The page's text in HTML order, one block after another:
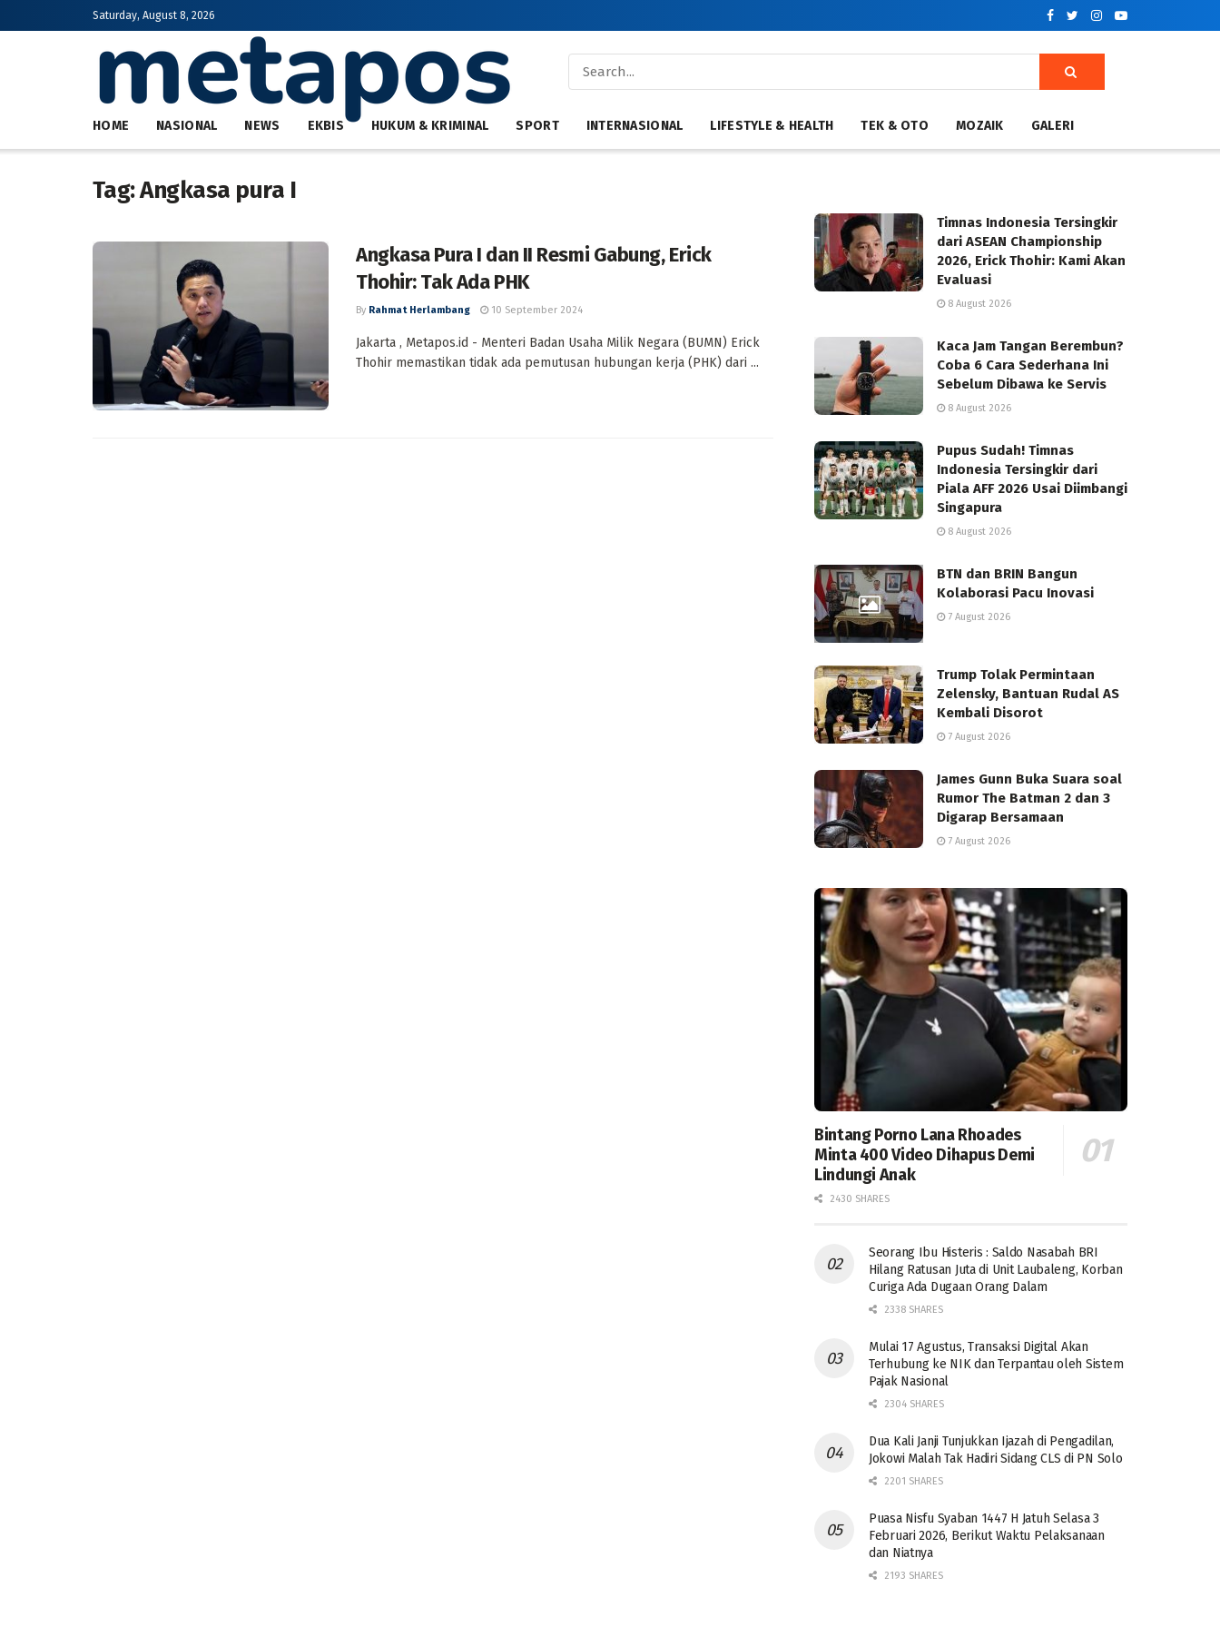
Saturday, August 8, 2026
HOME NASIONAL NEWS EKBIS HUKUM & KRIMINAL SPORT INTERNASIONAL LIFESTYLE & HEALTH TEK & OTO MOZAIK GALERI
Tag:Angkasa pura I
Angkasa Pura I dan II Resmi Gabung, Erick
Thohir: Tak Ada PHK
By Rahmat Herlambang 10 September 2024
Jakarta , Metapos.id - Menteri Badan Usaha Milik Negara (BUMN) Erick
Thohir memastikan tidak ada pemutusan hubungan kerja (PHK) dari ...
Timnas Indonesia Tersingkir
dari ASEAN Championship
2026, Erick Thohir: Kami Akan
Evaluasi
8 August 2026
Kaca Jam Tangan Berembun?
Coba 6 Cara Sederhana Ini
Sebelum Dibawa ke Servis
8 August 2026
Pupus Sudah! Timnas
Indonesia Tersingkir dari
Piala AFF 2026 Usai Diimbangi
Singapura
8 August 2026
BTN dan BRIN Bangun
Kolaborasi Pacu Inovasi
7 August 2026
Trump Tolak Permintaan
Zelensky, Bantuan Rudal AS
Kembali Disorot
7 August 2026
James Gunn Buka Suara soal
Rumor The Batman 2 dan 3
Digarap Bersamaan
7 August 2026
Bintang Porno Lana Rhoades
Minta 400 Video Dihapus Demi
Lindungi Anak
2430 SHARES
Seorang Ibu Histeris : Saldo Nasabah BRI
Hilang Ratusan Juta di Unit Laubaleng, Korban
Curiga Ada Dugaan Orang Dalam
2338 SHARES
Mulai 17 Agustus, Transaksi Digital Akan
Terhubung ke NIK dan Terpantau oleh Sistem
Pajak Nasional
2304 SHARES
Dua Kali Janji Tunjukkan Ijazah di Pengadilan,
Jokowi Malah Tak Hadiri Sidang CLS di PN Solo
2201 SHARES
Puasa Nisfu Syaban 1447 H Jatuh Selasa 3
Februari 2026, Berikut Waktu Pelaksanaan
dan Niatnya
2193 SHARES